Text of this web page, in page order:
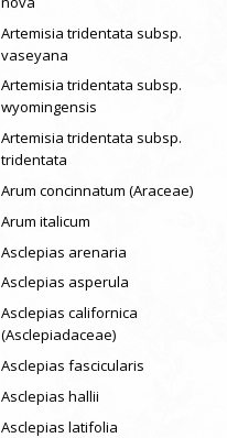
Artemisia tridentata subsp.
vaseyana
Artemisia tridentata subsp.
wyomingensis
Artemisia tridentata subsp.
tridentata
Arum concinnatum (Araceae)
Arum italicum
Asclepias arenaria
Asclepias asperula
Asclepias californica
(Asclepiadaceae)
Asclepias fascicularis
Asclepias hallii
Asclepias latifolia